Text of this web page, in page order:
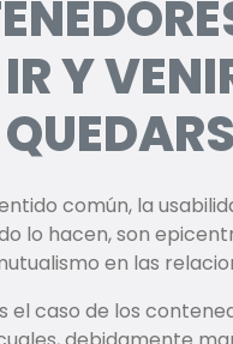
Y
común, la
lo hacen, son
en las
el caso de los